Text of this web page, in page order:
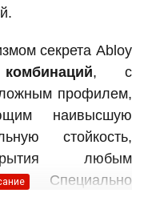
секрета Abloy
, с
профилем,
наивысшую
стойкость,
любым
Специально